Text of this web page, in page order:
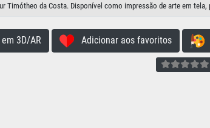
Timótheo da Costa. Disponível como impressão de arte em
3D/AR Adicionar aos favoritos